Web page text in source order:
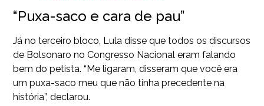
“Puxa-saco e cara de pau”
Já no terceiro bloco, Lula disse que todos os discursos
de Bolsonaro no Congresso Nacional eram falando
bem do petista. “Me ligaram, disseram que você era
um puxa-saco meu que não tinha precedente na
história”, declarou.